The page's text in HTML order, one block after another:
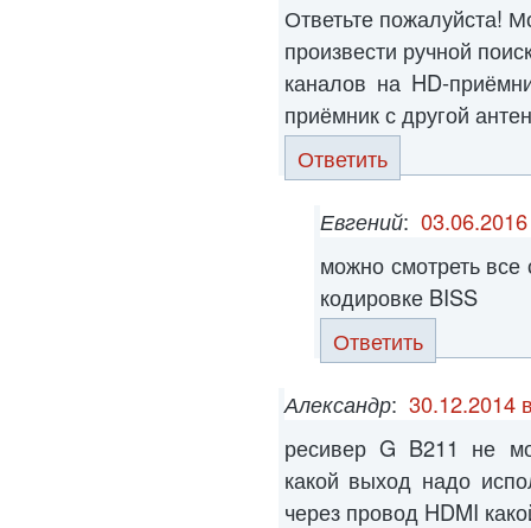
Ответьте пожалуйста!
произвести ручной
каналов на HD-
приёмник с другой
Ответить
Евгений:
можно смотреть все
кодировке BISS
Ответить
Александр: 30.12.2014
ресивер G B211 не
какой выход надо
через провод HDMI